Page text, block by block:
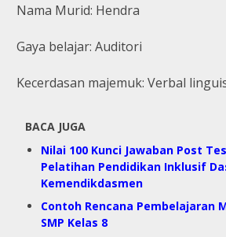
Nama Murid: Hendra
Gaya belajar: Auditori
Kecerdasan majemuk: Verbal
BACA JUGA
Nilai 100 Kunci Jawaban Post
Pelatihan Pendidikan Inklusif
Kemendikdasmen
Contoh Rencana Pembelajaran
SMP Kelas 8